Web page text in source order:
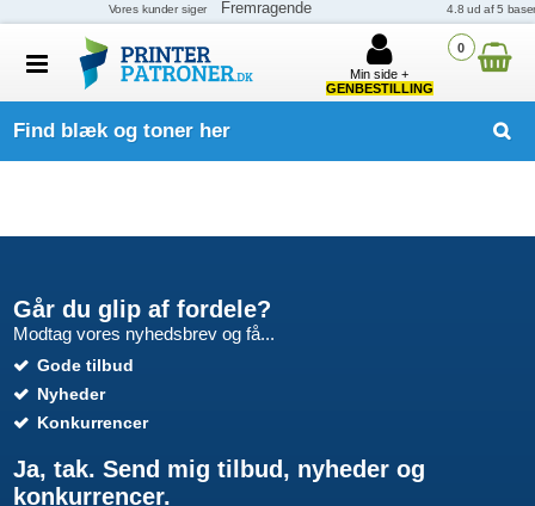
0
Min side +
GENBESTILLING
Find blæk og toner her
Går du glip af fordele?
Modtag vores nyhedsbrev og få...
Gode tilbud
Nyheder
Konkurrencer
Ja, tak. Send mig tilbud, nyheder og
konkurrencer.